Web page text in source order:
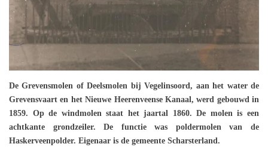
De Grevensmolen of Deelsmolen bij Vegelinsoord, aan het water de
Grevensvaart en het Nieuwe Heerenveense Kanaal, werd gebouwd in
1859. Op de windmolen staat het jaartal 1860. De molen is een
achtkante grondzeiler. De functie was poldermolen van de
Haskerveenpolder. Eigenaar is de gemeente Scharsterland.